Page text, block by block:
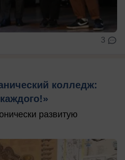
3
колледж:
развитую